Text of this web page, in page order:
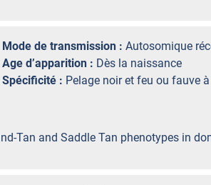
Mode de transmission : Autosomique
Age d’apparition : Dès la naissance
Spécificité : Pelage noir et feu ou fauve
Tan and Saddle Tan phenotypes in